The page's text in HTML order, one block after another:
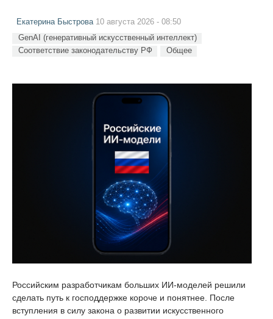
Екатерина Быстрова 10 августа 2026 - 08:50
GenAI (генеративный искусственный интеллект)
Соответствие законодательству РФ
Общее
Российским разработчикам больших ИИ-моделей решили
сделать путь к господдержке короче и понятнее. После
вступления в силу закона о развитии искусственного